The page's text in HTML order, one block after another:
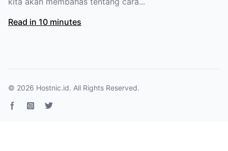
Read in 10 minutes
© 2026 Hostnic.id. All Rights Reserved.